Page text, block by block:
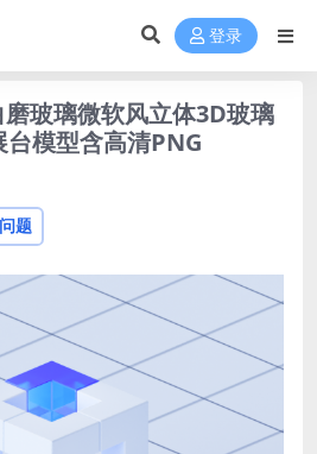
登录
玻璃微软风立体3D玻璃
模型含高清PNG
题